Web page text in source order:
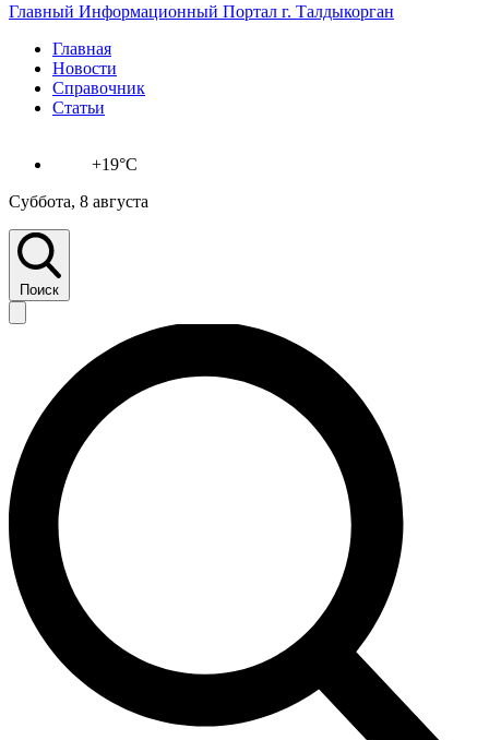
Главный Информационный Портал г. Талдыкорган
Главная
Новости
Справочник
Статьи
+19°C
Суббота, 8 августа
Поиск